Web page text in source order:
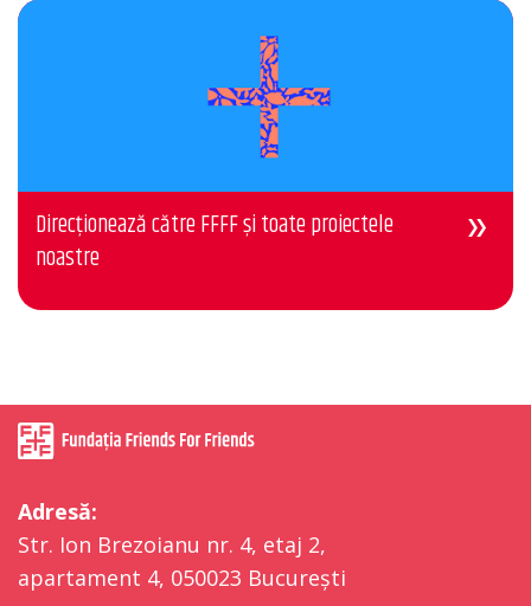
Direcționează către FFFF și toate proiectele
noastre
Adresă:
Str. Ion Brezoianu nr. 4, etaj 2,
apartament 4, 050023 București